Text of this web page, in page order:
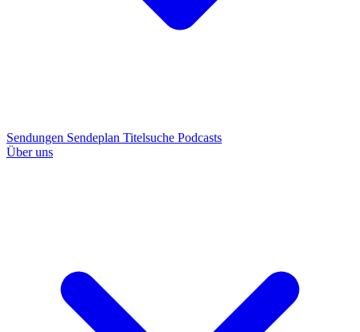
Sendungen Sendeplan Titelsuche Podcasts
Über uns